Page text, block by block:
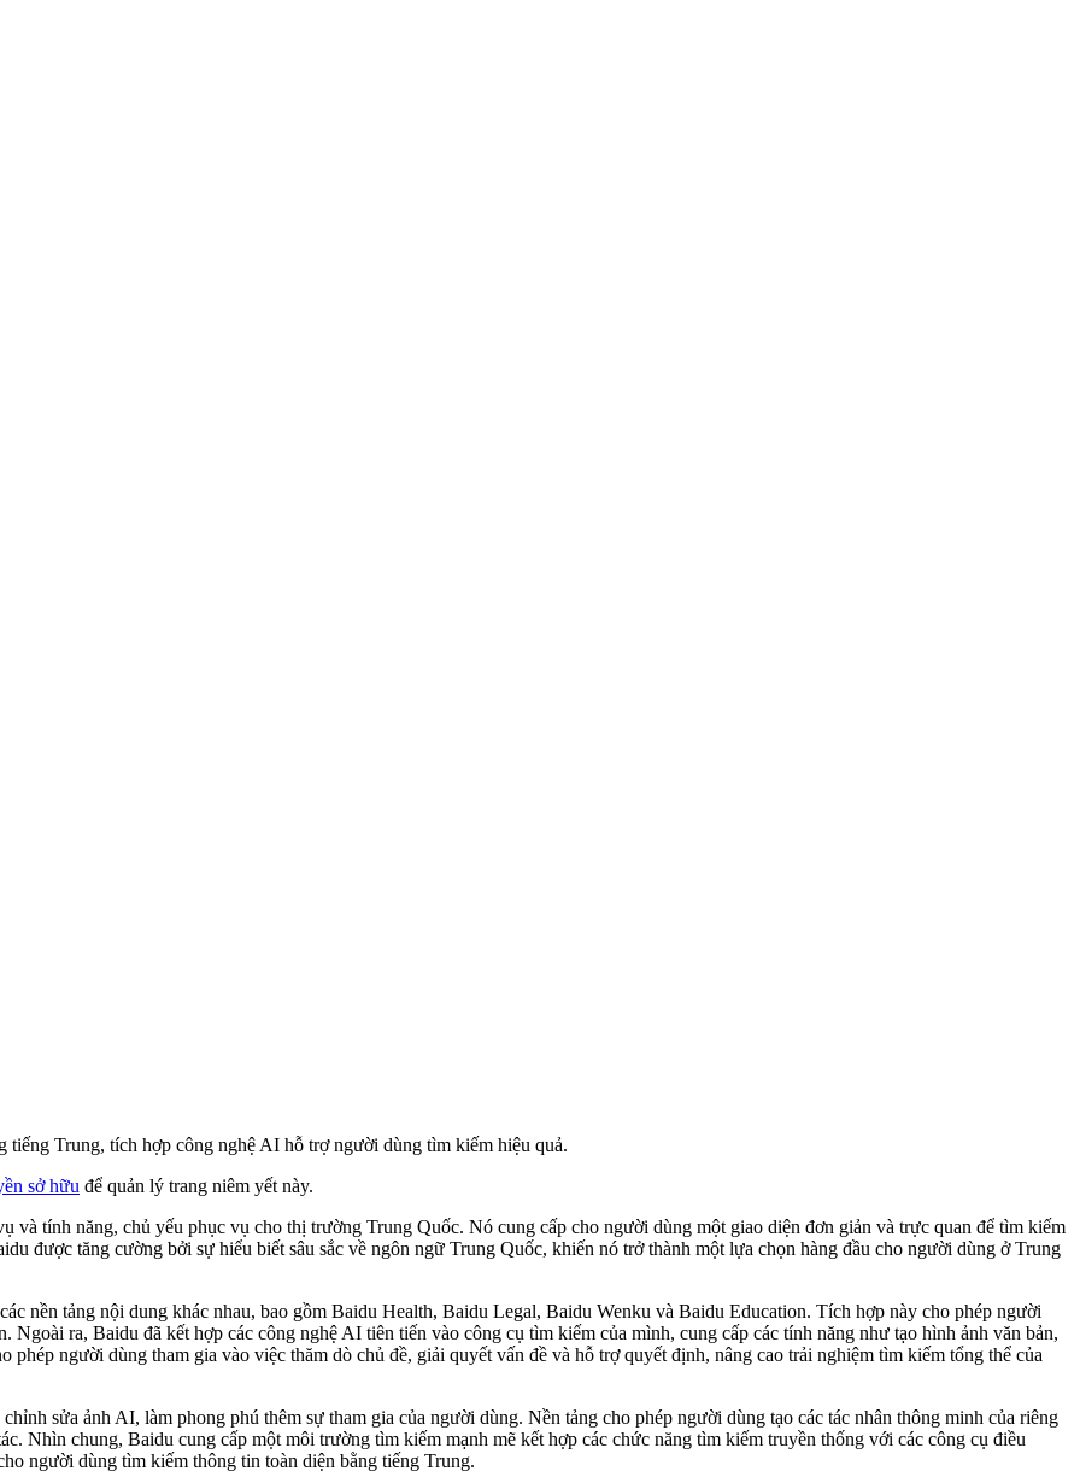
Trung, tích hợp công nghệ AI hỗ trợ người dùng tìm kiếm hiệu quả.
sở hữu để quản lý trang niêm yết này.
và tính năng, chủ yếu phục vụ cho thị trường Trung Quốc. Nó cung cấp cho người dùng một giao diện đơn giản và trực quan để tìm kiếm
được tăng cường bởi sự hiểu biết sâu sắc về ngôn ngữ Trung Quốc, khiến nó trở thành một lựa chọn hàng đầu cho người dùng ở Trung
nền tảng nội dung khác nhau, bao gồm Baidu Health, Baidu Legal, Baidu Wenku và Baidu Education. Tích hợp này cho phép người
Ngoài ra, Baidu đã kết hợp các công nghệ AI tiên tiến vào công cụ tìm kiếm của mình, cung cấp các tính năng như tạo hình ảnh văn bản,
người dùng tham gia vào việc thăm dò chủ đề, giải quyết vấn đề và hỗ trợ quyết định, nâng cao trải nghiệm tìm kiếm tổng thể của
sửa ảnh AI, làm phong phú thêm sự tham gia của người dùng. Nền tảng cho phép người dùng tạo các tác nhân thông minh của riêng
Nhìn chung, Baidu cung cấp một môi trường tìm kiếm mạnh mẽ kết hợp các chức năng tìm kiếm truyền thống với các công cụ điều
người dùng tìm kiếm thông tin toàn diện bằng tiếng Trung.